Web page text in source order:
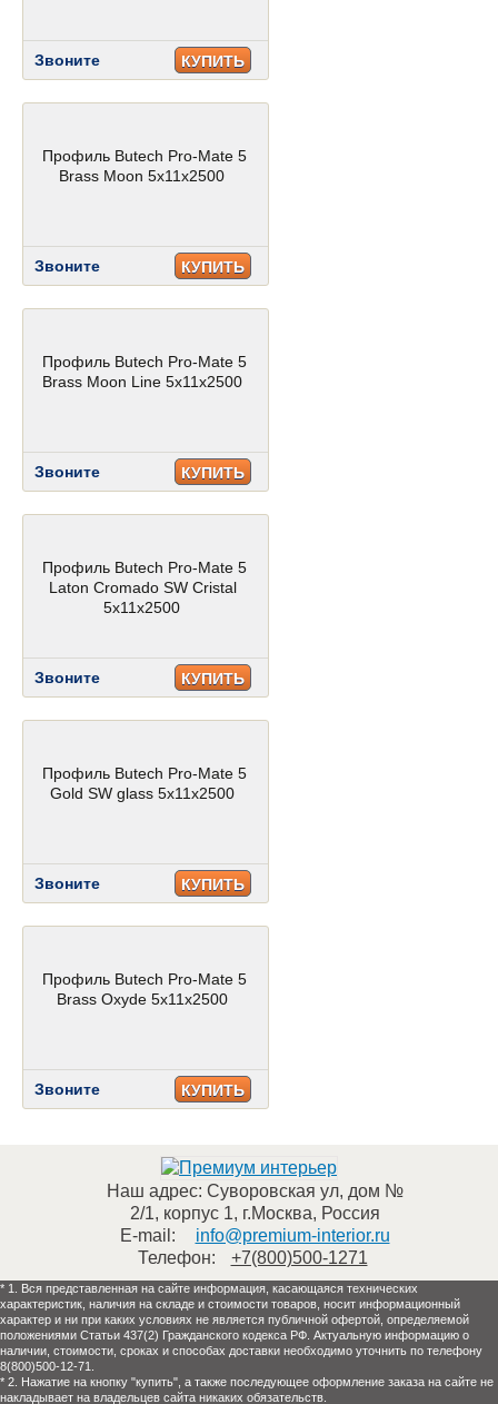
Звоните КУПИТЬ
Профиль Butech Pro-Mate 5
Brass Moon 5x11x2500
Звоните КУПИТЬ
Профиль Butech Pro-Mate 5
Brass Moon Line 5x11x2500
Звоните КУПИТЬ
Профиль Butech Pro-Mate 5
Laton Cromado SW Cristal
5x11x2500
Звоните КУПИТЬ
Профиль Butech Pro-Mate 5
Gold SW glass 5x11x2500
Звоните КУПИТЬ
Профиль Butech Pro-Mate 5
Brass Oxyde 5x11x2500
Звоните КУПИТЬ
Наш адрес: Суворовская ул, дом №
2/1, корпус 1, г.Москва, Россия
E-mail:
info@premium-interior.ru
Телефон:
+7(800)500-1271
* 1. Вся представленная на сайте информация, касающаяся технических
характеристик, наличия на складе и стоимости товаров, носит информационный
характер и ни при каких условиях не является публичной офертой, определяемой
положениями Статьи 437(2) Гражданского кодекса РФ. Актуальную информацию о
наличии, стоимости, сроках и способах доставки необходимо уточнить по телефону
8(800)500-12-71.
* 2. Нажатие на кнопку "купить", а также последующее оформление заказа на сайте не
накладывает на владельцев сайта никаких обязательств.